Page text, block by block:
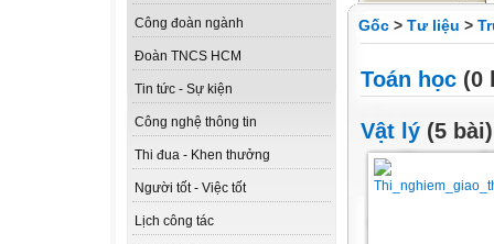
Công đoàn ngành
Đoàn TNCS HCM
Tin tức - Sự kiện
Công nghệ thông tin
Thi đua - Khen thưởng
Người tốt - Việc tốt
Lịch công tác
Gốc > Tư liệu >
Toán học (0
Vật lý (5 bài)